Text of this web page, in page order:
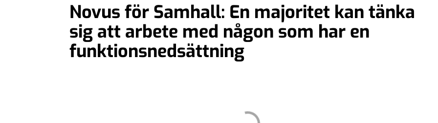
Novus för Samhall: En majoritet kan tänka
sig att arbete med någon som har en
funktionsnedsättning